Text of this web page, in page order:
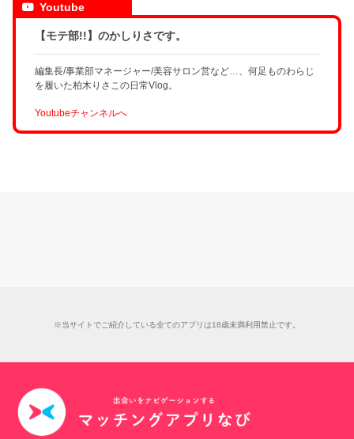
Youtube
【モテ部!!】のかしりさです。
編集長/事業部マネージャー/美容サロン営など…、何足ものわらじ
を履いた柏木りさこの日常Vlog。
Youtubeチャンネルへ
※当サイトでご紹介している全てのアプリは18歳未満利用禁止です。